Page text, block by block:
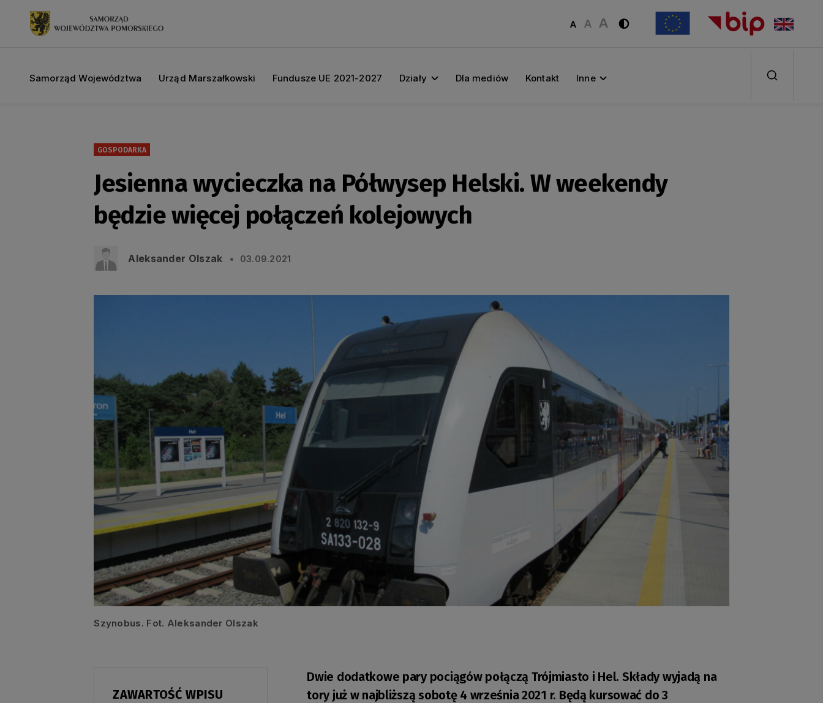
Samorząd Województwa Urząd Marszałkowski Fundusze UE 2021-2027 Działy Dla mediów Kontakt Inne
GOSPODARKA
Jesienna wycieczka na Półwysep Helski. W weekendy
będzie więcej połączeń kolejowych
Aleksander Olszak 03.09.2021
Szynobus. Fot. Aleksander Olszak
ZAWARTOŚĆ WPISU
Dwie dodatkowe pary pociągów połączą Trójmiasto i Hel. Składy wyjadą na
tory już w najbliższą sobotę 4 września 2021 r. Będą kursować do 3